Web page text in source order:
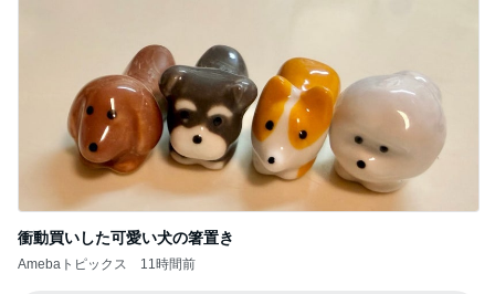
衝動買いした可愛い犬の箸置き
Amebaトピックス 11時間前